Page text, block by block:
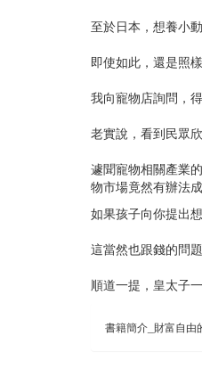
至於日本，想養小
即使如此，還是照
我向寵物店詢問，
老實說，看到民眾
遽聞寵物相關產業
物市場竟然有辦法
如果孩子向你提出
這當然也跟錢的問
順道一提，皇太子
書籍簡介_財富自由